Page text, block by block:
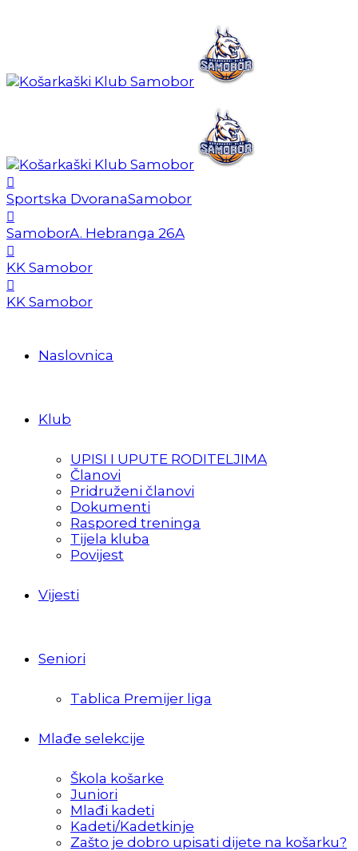
Sportska DvoranaSamobor
SamoborA. Hebranga 26A
KK Samobor
KK Samobor
Naslovnica
Klub
UPISI I UPUTE RODITELJIMA
Članovi
Pridruženi članovi
Dokumenti
Raspored treninga
Tijela kluba
Povijest
Vijesti
Seniori
Tablica Premijer liga
Mlađe selekcije
Škola košarke
Juniori
Mlađi kadeti
Kadeti/Kadetkinje
Zašto je dobro upisati dijete na košarku?